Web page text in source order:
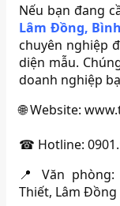
Nếu bạn đang
Lâm Đồng,
chuyên nghiệp
diện mẫu.
doanh nghiệp
🌐 Website:
☎ Hotline:
📍 Văn phòng:
Thiết, Lâm